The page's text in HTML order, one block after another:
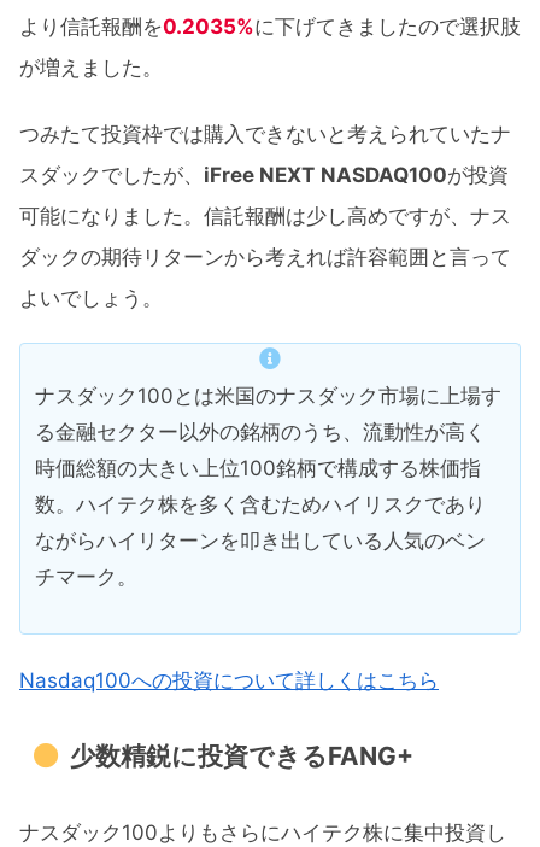
より信託報酬を0.2035%に下げてきましたので選択肢
が増えました。
つみたて投資枠では購入できないと考えられていたナ
スダックでしたが、 iFree NEXT NASDAQ100が投資
可能になりました。信託報酬は少し高めですが、ナス
ダックの期待リターンから考えれば許容範囲と言って
よいでしょう。
ナスダック100とは米国のナスダック市場に上場す
る金融セクター以外の銘柄のうち、流動性が高く
時価総額の大きい上位100銘柄で構成する株価指
数。ハイテク株を多く含むためハイリスクであり
ながらハイリターンを叩き出している人気のベン
チマーク。
Nasdaq100への投資について詳しくはこちら
少数精鋭に投資できるFANG+
ナスダック100よりもさらにハイテク株に集中投資し